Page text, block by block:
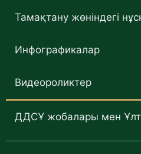
Тамақтану жөніндегі
Инфографикалар
Видеороликтер
ДДСҰ жобалары мен